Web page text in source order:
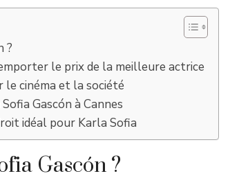
?
le prix de la meilleure actrice
le cinéma et la société
Gascón à Cannes
idéal pour Karla Sofia
Gascón ?